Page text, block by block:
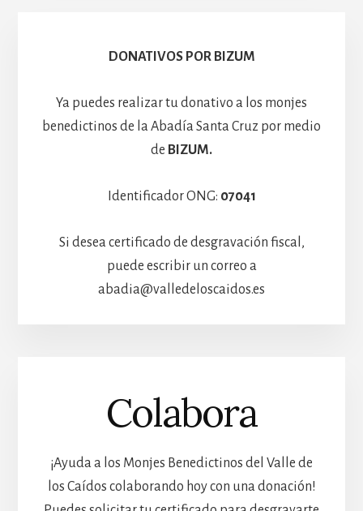
Hospedería
DONATIVOS POR BIZUM
Ya puedes realizar tu donativo a los monjes
benedictinos de la Abadía Santa Cruz por medio
de BIZUM.
Identificador ONG: 07041
Si desea certificado de desgravación fiscal,
puede escribir un correo a
abadia@valledeloscaidos.es
Colabora
¡Ayuda a los Monjes Benedictinos del Valle de
los Caídos colaborando hoy con una donación!